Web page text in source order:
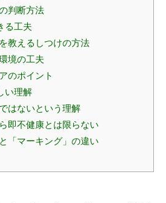
判断方法
る工夫
教えるしつけの方法
境の工夫
のポイント
い理解
はないという理解
即不健康とは限らない
「マーキング」の違い